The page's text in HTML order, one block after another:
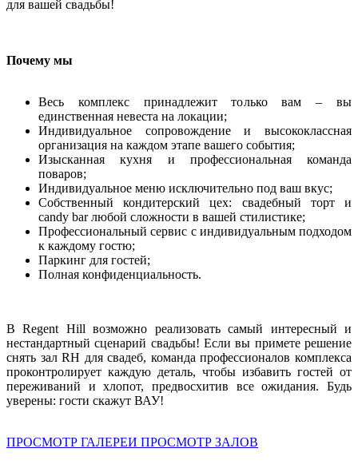
для вашей свадьбы!
Почему мы
Весь комплекс принадлежит только вам – вы
единственная невеста на локации;
Индивидуальное сопровождение и высококлассная
организация на каждом этапе вашего события;
Изысканная кухня и профессиональная команда
поваров;
Индивидуальное меню исключительно под ваш вкус;
Собственный кондитерский цех: свадебный торт и
candy bar любой сложности в вашей стилистике;
Профессиональный сервис с индивидуальным подходом
к каждому гостю;
Паркинг для гостей;
Полная конфиденциальность.
В Regent Hill возможно реализовать самый интересный и
нестандартный сценарий свадьбы! Если вы примете решение
снять зал RH для свадeб, команда профессионалов комплекса
проконтролирует каждую деталь, чтобы избавить гостей от
переживаний и хлопот, предвосхитив все ожидания. Будь
уверены: гости скажут ВАУ!
ПРОСМОТР ГАЛЕРЕИ ПРОСМОТР ЗАЛОВ